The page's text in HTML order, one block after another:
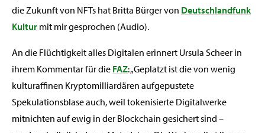
die Zukunft von NFTs hat Britta Bürger von Deutschlandfunk
Kultur mit mir gesprochen (Audio).
An die Flüchtigkeit alles Digitalen erinnert Ursula Scheer in
ihrem Kommentar für die FAZ: „Geplatzt ist die von wenig
kulturaffinen Kryptomilliardären aufgepustete
Spekulationsblase auch, weil tokenisierte Digitalwerke
mitnichten auf ewig in der Blockchain gesichert sind –